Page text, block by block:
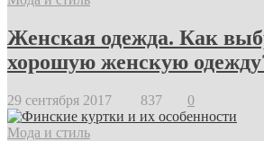
Женская одежда. Как
хорошую женскую
29 сентября 2017 837 0
Мода и стиль